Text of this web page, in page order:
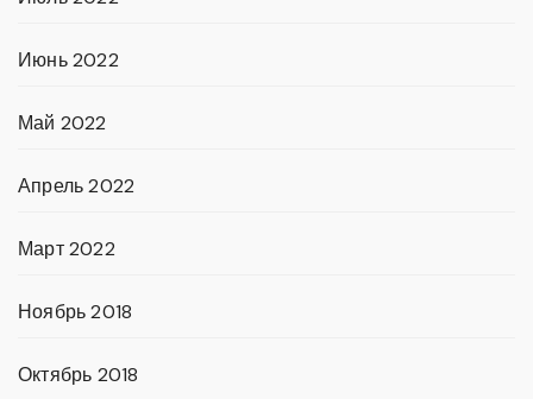
Июнь 2022
Май 2022
Апрель 2022
Март 2022
Ноябрь 2018
Октябрь 2018